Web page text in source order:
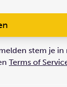
stem je
Terms of